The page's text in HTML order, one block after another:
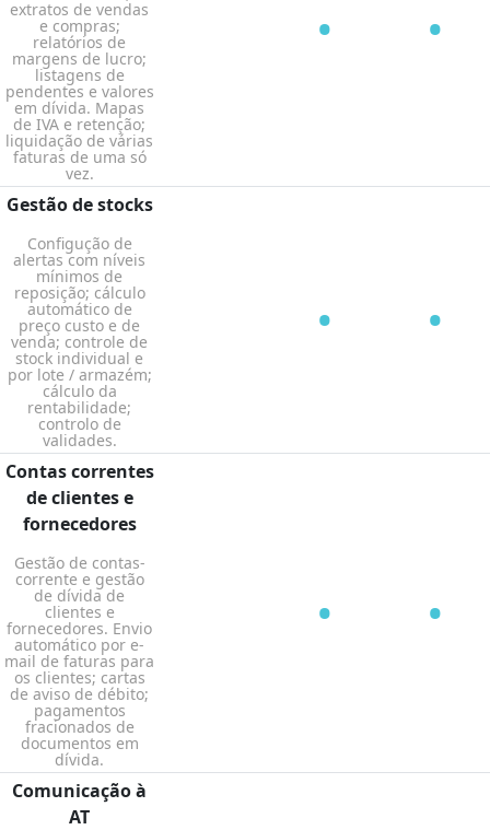
extratos de vendas
e compras;
relatórios de
margens de lucro;
listagens de
pendentes e valores
em dívida. Mapas
de IVA e retenção;
liquidação de várias
faturas de uma só
vez.
• •
Gestão de stocks
Configução de
alertas com níveis
mínimos de
reposição; cálculo
automático de
preço custo e de
venda; controle de
stock individual e
por lote / armazém;
cálculo da
rentabilidade;
controlo de
validades.
• •
Contas correntes
de clientes e
fornecedores
Gestão de contas-
corrente e gestão
de dívida de
clientes e
fornecedores. Envio
automático por e-
mail de faturas para
os clientes; cartas
de aviso de débito;
pagamentos
fracionados de
documentos em
dívida.
• •
Comunicação à
AT